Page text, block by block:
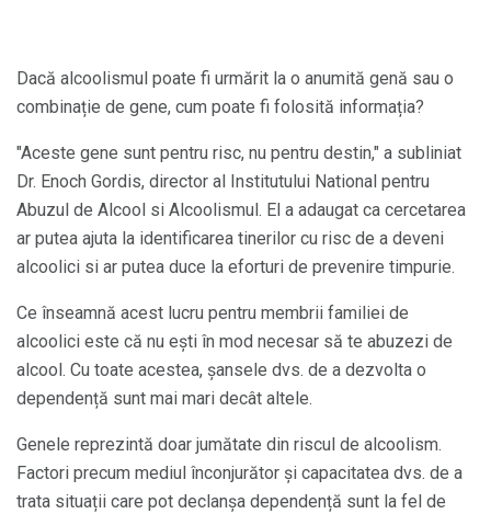
Dacă alcoolismul poate fi urmărit la o anumită genă sau o
combinație de gene, cum poate fi folosită informația?
"Aceste gene sunt pentru risc, nu pentru destin," a subliniat
Dr. Enoch Gordis, director al Institutului National pentru
Abuzul de Alcool si Alcoolismul. El a adaugat ca cercetarea
ar putea ajuta la identificarea tinerilor cu risc de a deveni
alcoolici si ar putea duce la eforturi de prevenire timpurie.
Ce înseamnă acest lucru pentru membrii familiei de
alcoolici este că nu ești în mod necesar să te abuzezi de
alcool. Cu toate acestea, șansele dvs. de a dezvolta o
dependență sunt mai mari decât altele.
Genele reprezintă doar jumătate din riscul de alcoolism.
Factori precum mediul înconjurător și capacitatea dvs. de a
trata situații care pot declanșa dependență sunt la fel de